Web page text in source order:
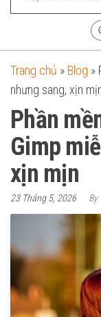
Trang chủ » Blog »
nhưng sang, xịn
Phần
Gimp
xịn mịn
23 Tháng 5, 2026 By